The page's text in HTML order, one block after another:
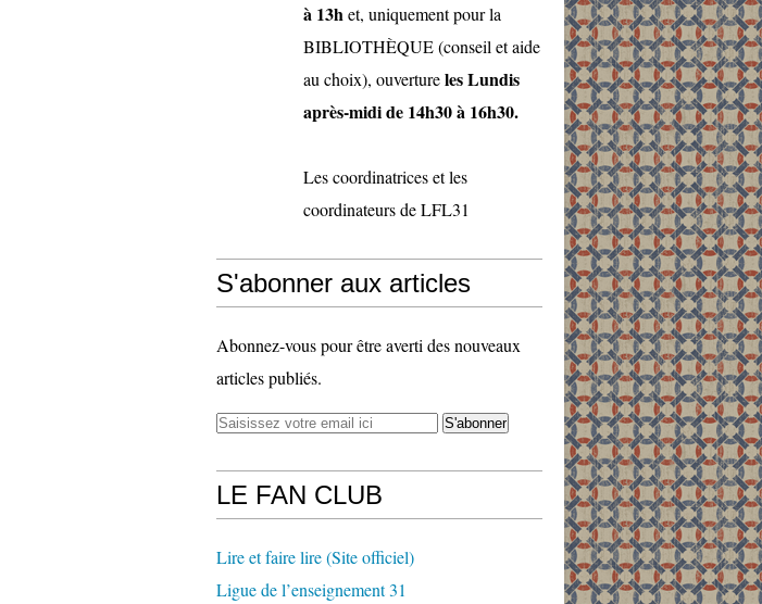
à 13het, uniquement pour la
BIBLIOTHÈQUE (conseil et aide
au choix), ouvertureles Lundis
après-midi de 14h30 à 16h30.
Les coordinatrices et les
coordinateurs de LFL31
S'abonner aux articles
Abonnez-vous pour être averti des nouveaux
articles publiés.
LE FAN CLUB
Lire et faire lire (Site officiel)
Ligue de l’enseignement 31